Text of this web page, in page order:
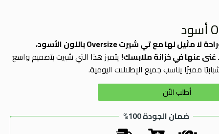
استمتع بإطلالة عصرية وراحة لا مثيل لها مع تي شيرت Oversize باللون الأسود،
غنى عنها في خزانة ملابسك! يتميز هذا التي شيرت بتصميم واسع
أطلب الأن
ضمان الجودة 100%